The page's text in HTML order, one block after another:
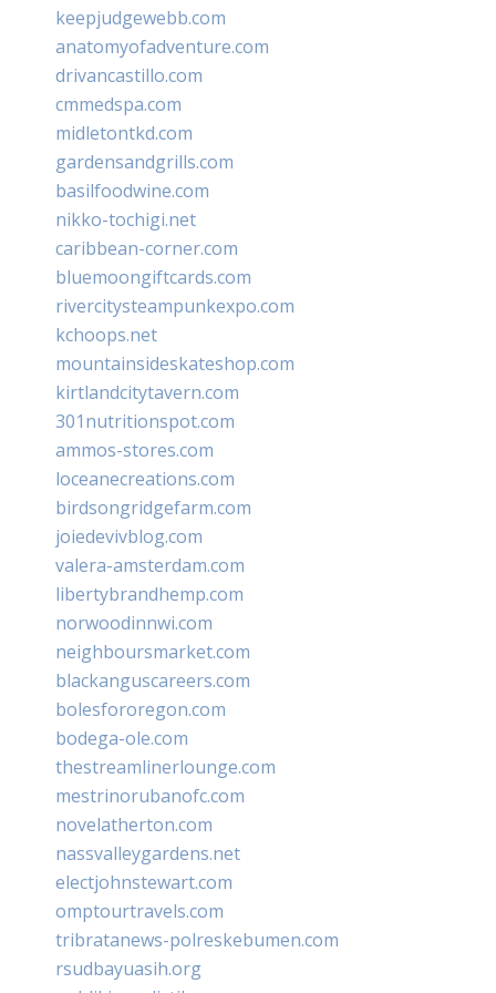
keepjudgewebb.com
anatomyofadventure.com
drivancastillo.com
cmmedspa.com
midletontkd.com
gardensandgrills.com
basilfoodwine.com
nikko-tochigi.net
caribbean-corner.com
bluemoongiftcards.com
rivercitysteampunkexpo.com
kchoops.net
mountainsideskateshop.com
kirtlandcitytavern.com
301nutritionspot.com
ammos-stores.com
loceanecreations.com
birdsongridgefarm.com
joiedevivblog.com
valera-amsterdam.com
libertybrandhemp.com
norwoodinnwi.com
neighboursmarket.com
blackanguscareers.com
bolesfororegon.com
bodega-ole.com
thestreamlinerlounge.com
mestrinorubanofc.com
novelatherton.com
nassvalleygardens.net
electjohnstewart.com
omptourtravels.com
tribratanews-polreskebumen.com
rsudbayuasih.org